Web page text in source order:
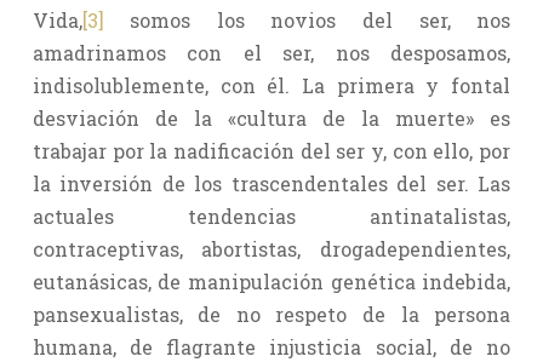
Vida,[3]
somos los novios del ser, nos
amadrinamos con el ser, nos desposamos,
indisolublemente, con él. La primera y fontal
desviación de la «cultura de la muerte» es
trabajar por la nadificación del ser y, con ello, por
la inversión de los trascendentales del ser. Las
actuales tendencias antinatalistas,
contraceptivas, abortistas, drogadependientes,
eutanásicas, de manipulación genética indebida,
pansexualistas, de no respeto de la persona
humana, de flagrante injusticia social, de no